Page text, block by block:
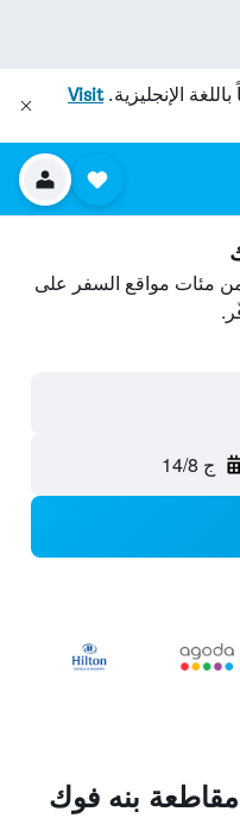
الإنجليزية.Visit
مئات مواقع السفر على
ج 14/8
بنه فوك